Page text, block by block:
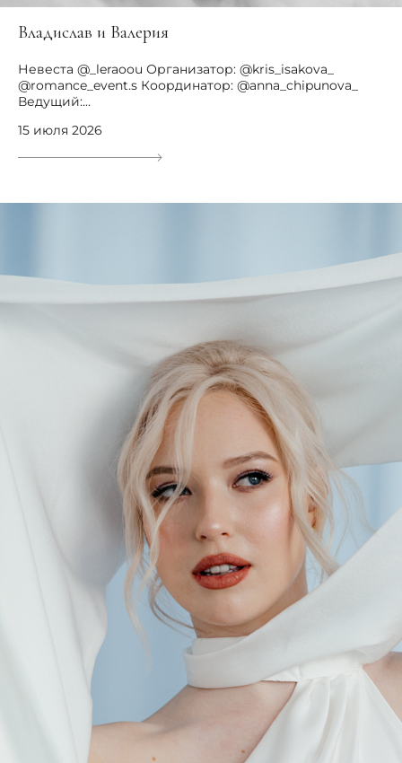
Владислав и Валерия
Невеста @_leraoou Организатор: @kris_isakova_
@romance_event.s Координатор: @anna_chipunova_
Ведущий:...
15 июля 2026